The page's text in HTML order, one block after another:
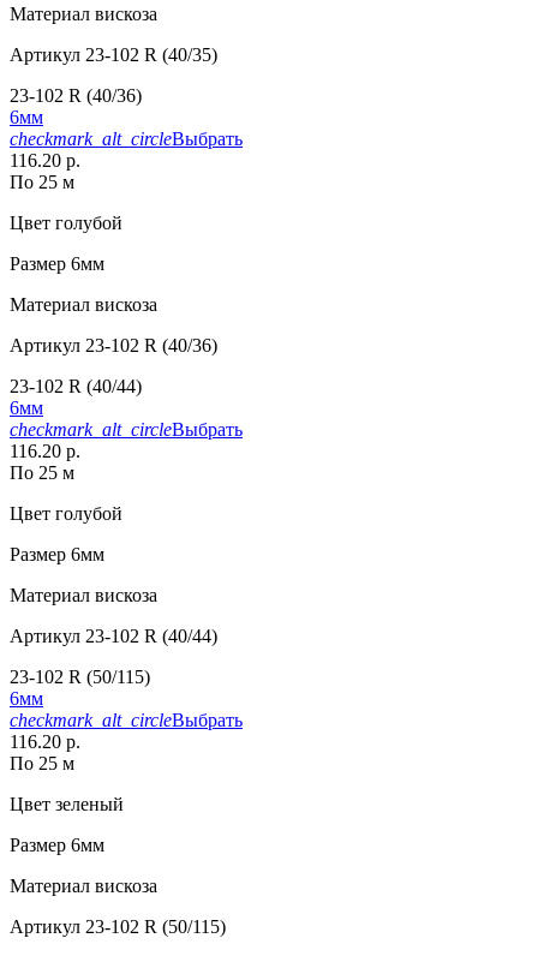
Материал вискоза
Артикул 23-102 R (40/35)
23-102 R (40/36)
6мм
checkmark_alt_circleВыбрать
116.20 р.
По 25 м
Цвет голубой
Размер 6мм
Материал вискоза
Артикул 23-102 R (40/36)
23-102 R (40/44)
6мм
checkmark_alt_circleВыбрать
116.20 р.
По 25 м
Цвет голубой
Размер 6мм
Материал вискоза
Артикул 23-102 R (40/44)
23-102 R (50/115)
6мм
checkmark_alt_circleВыбрать
116.20 р.
По 25 м
Цвет зеленый
Размер 6мм
Материал вискоза
Артикул 23-102 R (50/115)